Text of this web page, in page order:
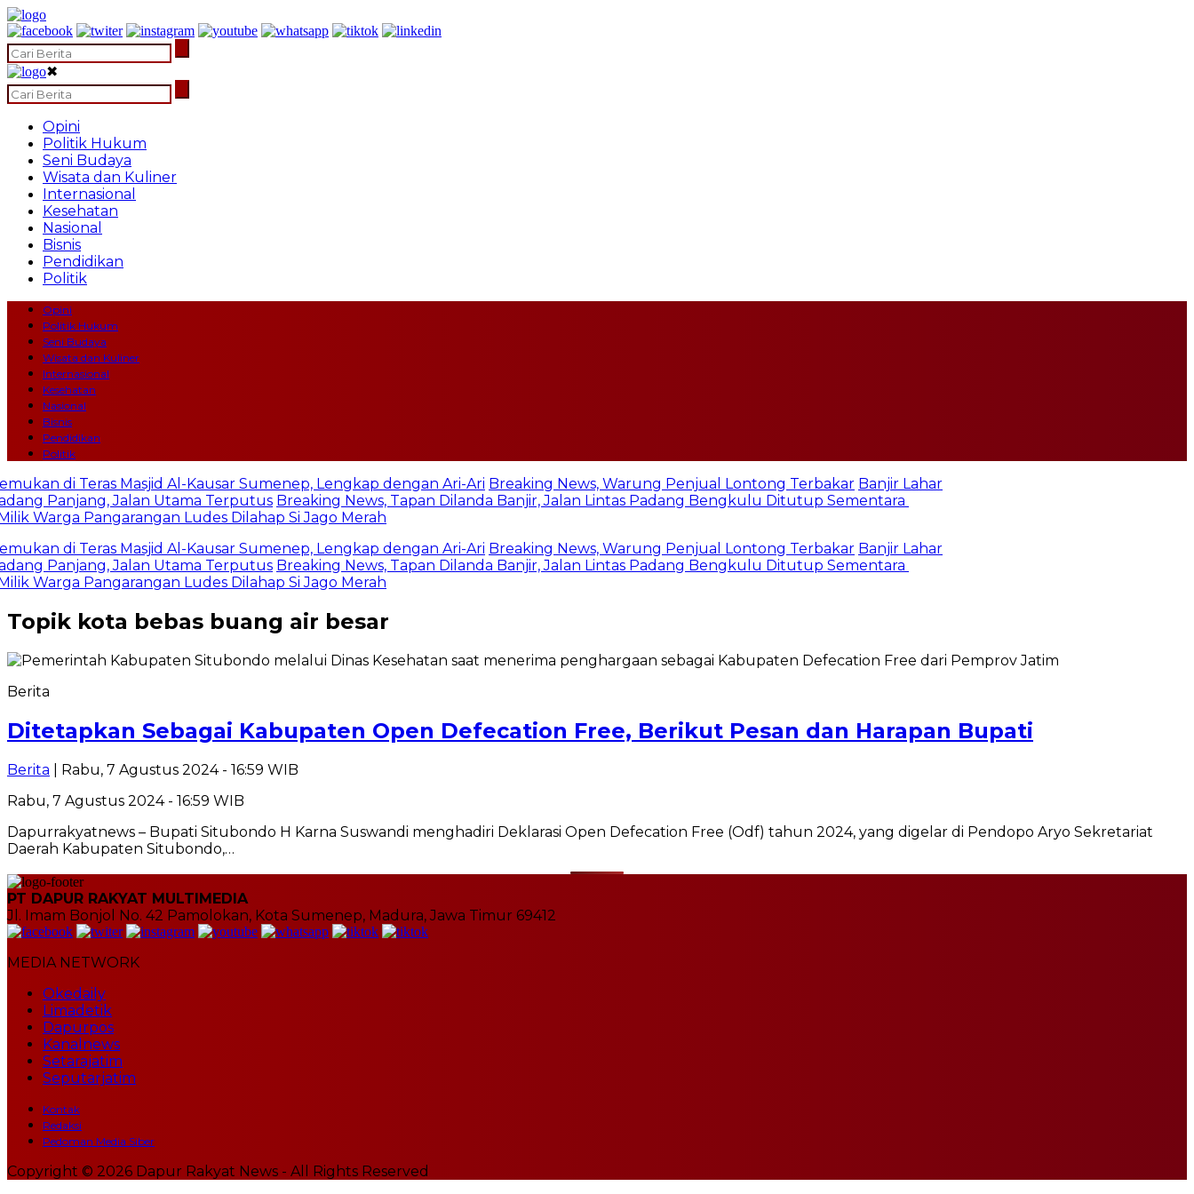
✖
Opini
Politik Hukum
Seni Budaya
Wisata dan Kuliner
Internasional
Kesehatan
Nasional
Bisnis
Pendidikan
Politik
Opini
Politik Hukum
Seni Budaya
Wisata dan Kuliner
Internasional
Kesehatan
Nasional
Bisnis
Pendidikan
Politik
di Teras Masjid Al-Kausar Sumenep, Lengkap dengan Ari-Ari Breaking News, Warung Penjual Lontong Terbakar Banjir Lahar
Panjang, Jalan Utama Terputus Breaking News, Tapan Dilanda Banjir, Jalan Lintas Padang Bengkulu Ditutup Sementara
Warga Pangarangan Ludes Dilahap Si Jago Merah
di Teras Masjid Al-Kausar Sumenep, Lengkap dengan Ari-Ari Breaking News, Warung Penjual Lontong Terbakar Banjir Lahar
Panjang, Jalan Utama Terputus Breaking News, Tapan Dilanda Banjir, Jalan Lintas Padang Bengkulu Ditutup Sementara
Warga Pangarangan Ludes Dilahap Si Jago Merah
Topik kota bebas buang air besar
Berita
Ditetapkan Sebagai Kabupaten Open Defecation Free, Berikut Pesan dan Harapan Bupati
Berita | Rabu, 7 Agustus 2024 - 16:59 WIB
Rabu, 7 Agustus 2024 - 16:59 WIB
Dapurrakyatnews – Bupati Situbondo H Karna Suswandi menghadiri Deklarasi Open Defecation Free (Odf) tahun 2024, yang digelar di Pendopo Aryo Sekretariat
Daerah Kabupaten Situbondo,…
PT DAPUR RAKYAT MULTIMEDIA
Jl. Imam Bonjol No. 42 Pamolokan, Kota Sumenep, Madura, Jawa Timur 69412
MEDIA NETWORK
Okedaily
Limadetik
Dapurpos
Kanalnews
Setarajatim
Seputarjatim
Kontak
Redaksi
Pedoman Media Siber
Copyright © 2026 Dapur Rakyat News - All Rights Reserved